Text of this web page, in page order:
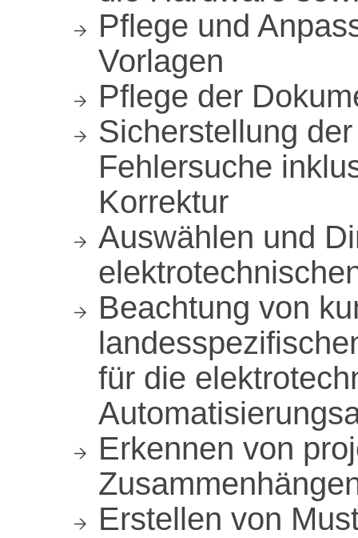
Pflege und
Vorlagen
Pflege der
Sicherstellung
Fehlersuche
Korrektur
Auswählen und
Beachtung von
für die
Erkennen von
Erstellen von